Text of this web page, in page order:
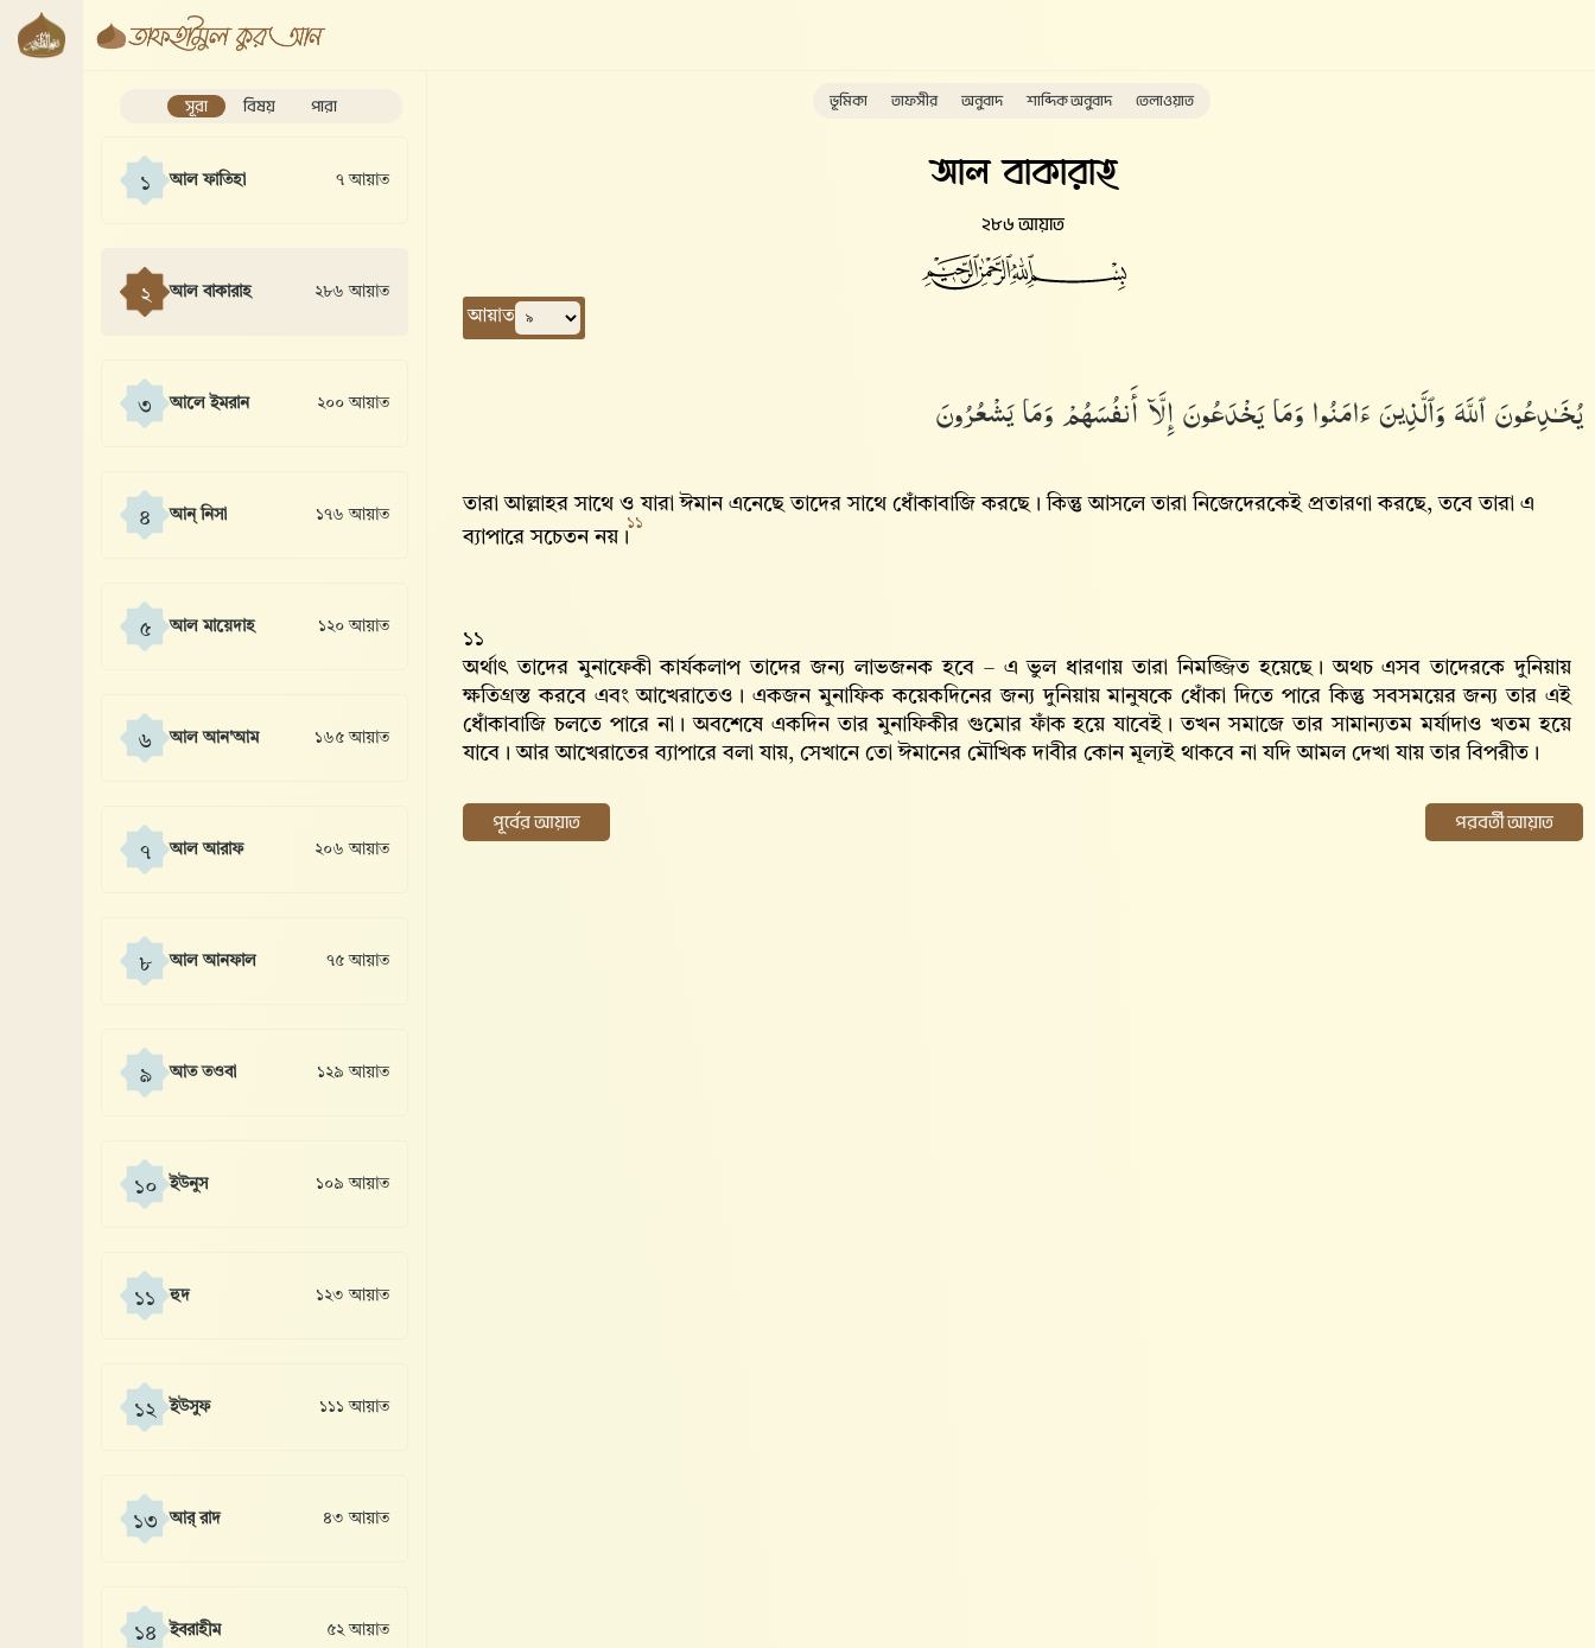
সূরা বিষয় পারা
১ আল ফাতিহা ৭ আয়াত
২ আল বাকারাহ ২৮৬ আয়াত
৩ আলে ইমরান ২০০ আয়াত
৪ আন্ নিসা ১৭৬ আয়াত
৫ আল মায়েদাহ ১২০ আয়াত
৬ আল আন'আম ১৬৫ আয়াত
৭ আল আরাফ ২০৬ আয়াত
৮ আল আনফাল ৭৫ আয়াত
৯ আত তওবা ১২৯ আয়াত
১০ ইউনুস ১০৯ আয়াত
১১ হুদ ১২৩ আয়াত
১২ ইউসুফ ১১১ আয়াত
১৩ আর্ রাদ ৪৩ আয়াত
১৪ ইবরাহীম ৫২ আয়াত
ভূমিকা তাফসীর অনুবাদ শাব্দিক অনুবাদ তেলাওয়াত
আল বাকারাহ
২৮৬ আয়াত
আয়াত
يُخَـٰدِعُونَ ٱللَّهَ وَٱلَّذِينَ ءَامَنُوا۟ وَمَا يَخْدَعُونَ إِلَّآ أَنفُسَهُمْ وَمَا يَشْعُرُونَ
তারা আল্লাহর সাথে ও যারা ঈমান এনেছে তাদের সাথে ধোঁকাবাজি করছে। কিন্তু আসলে তারা নিজেদেরকেই প্রতারণা করছে, তবে তারা এ
ব্যাপারে সচেতন নয়।
১১
১১
অর্থাৎ তাদের মুনাফেকী কার্যকলাপ তাদের জন্য লাভজনক হবে – এ ভুল ধারণায় তারা নিমজ্জিত হয়েছে। অথচ এসব তাদেরকে দুনিয়ায়
ক্ষতিগ্রস্ত করবে এবং আখেরাতেও। একজন মুনাফিক কয়েকদিনের জন্য দুনিয়ায় মানুষকে ধোঁকা দিতে পারে কিন্তু সবসময়ের জন্য তার এই
ধোঁকাবাজি চলতে পারে না। অবশেষে একদিন তার মুনাফিকীর গুমোর ফাঁক হয়ে যাবেই। তখন সমাজে তার সামান্যতম মর্যাদাও খতম হয়ে
যাবে। আর আখেরাতের ব্যাপারে বলা যায়, সেখানে তো ঈমানের মৌখিক দাবীর কোন মূল্যই থাকবে না যদি আমল দেখা যায় তার বিপরীত।
পূর্বের আয়াত পরবর্তী আয়াত